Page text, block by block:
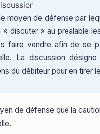
moyen de défense par
discuter » au préalable
faire vendre afin de se
La discussion désigne
du débiteur pour en tirer
de défense que la